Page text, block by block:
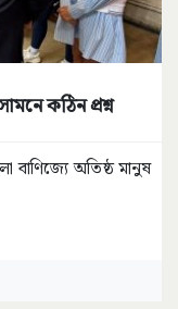
কঠিন প্রশ্ন
বাণিজ্যে অতিষ্ঠ মানুষ